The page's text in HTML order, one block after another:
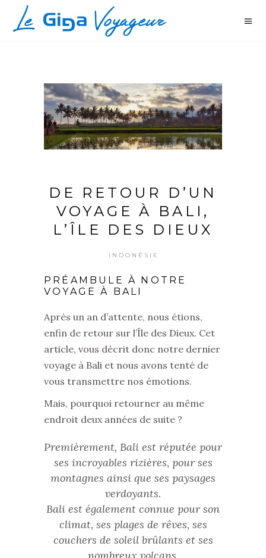
DE RETOUR D’UN
VOYAGE À BALI,
L’ÎLE DES DIEUX
INDONÉSIE
PRÉAMBULE À NOTRE
VOYAGE À BALI
Après un an d’attente, nous étions,
enfin de retour sur l’Île des Dieux. Cet
article, vous décrit donc notre dernier
voyage à Bali et nous avons tenté de
vous transmettre nos émotions.
Mais, pourquoi retourner au même
endroit deux années de suite ?
Premièrement, Bali est réputée pour
ses incroyables rizières, pour ses
montagnes ainsi que ses paysages
verdoyants.
Bali est également connue pour son
climat, ses plages de rêves, ses
couchers de soleil brûlants et ses